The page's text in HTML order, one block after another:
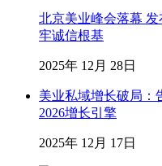
北京美业峰会落幕
牢诚信根基
2025年 12月 28日
美业私域增长破局：
2026增长引擎
2025年 12月 17日